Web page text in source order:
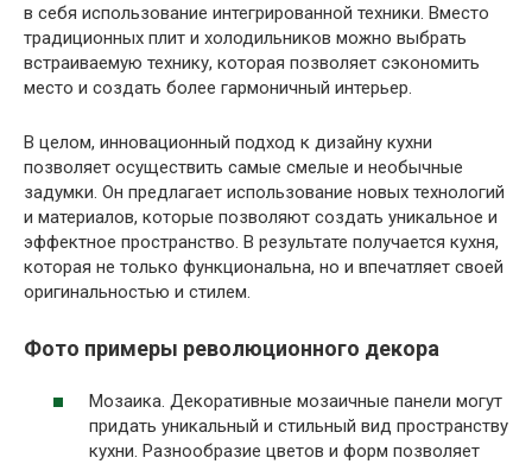
в себя использование интегрированной техники. Вместо
традиционных плит и холодильников можно выбрать
встраиваемую технику, которая позволяет сэкономить
место и создать более гармоничный интерьер.
В целом, инновационный подход к дизайну кухни
позволяет осуществить самые смелые и необычные
задумки. Он предлагает использование новых технологий
и материалов, которые позволяют создать уникальное и
эффектное пространство. В результате получается кухня,
которая не только функциональна, но и впечатляет своей
оригинальностью и стилем.
Фото примеры революционного декора
Мозаика. Декоративные мозаичные панели могут
придать уникальный и стильный вид пространству
кухни. Разнообразие цветов и форм позволяет